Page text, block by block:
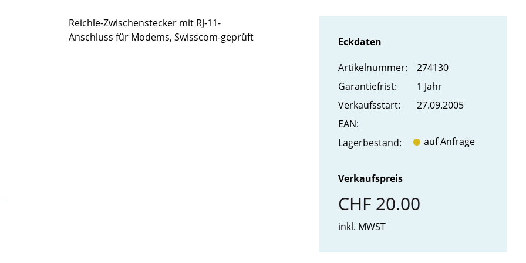
Reichle-Zwischenstecker mit RJ-11-
Anschluss für Modems, Swisscom-geprüft
Eckdaten
Artikel­nummer:
274130
Garantiefrist:
1 Jahr
Verkaufs­start:
27.09.2005
EAN:
Lager­bestand:
auf Anfrage
Verkaufspreis
CHF 20.00
inkl. MWST